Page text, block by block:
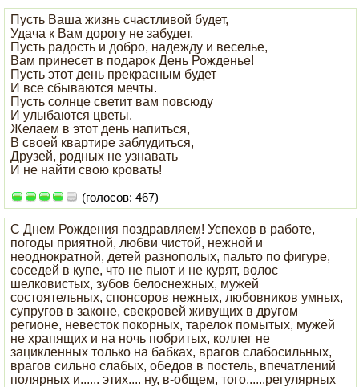
Пусть Ваша жизнь счастливой будет,
Удача к Вам дорогу не забудет,
Пусть радость и добро, надежду и веселье,
Вам принесет в подарок День Рожденье!
Пусть этот день прекрасным будет
И все сбываются мечты.
Пусть солнце светит вам повсюду
И улыбаются цветы.
Желаем в этот день напиться,
В своей квартире заблудиться,
Друзей, родных не узнавать
И не найти свою кровать!
(голосов: 467)
С Днем Рождения поздравляем! Успехов в работе,
погоды приятной, любви чистой, нежной и
неоднократной, детей разнополых, пальто по фигуре,
соседей в купе, что не пьют и не курят, волос
шелковистых, зубов белоснежных, мужей
состоятельных, спонсоров нежных, любовников умных,
супругов в законе, свекровей живущих в другом
регионе, невесток покорных, тарелок помытых, мужей
не храпящих и на ночь побритых, коллег не
зацикленных только на бабках, врагов слабосильных,
врагов сильно слабых, обедов в постель, впечатлений
полярных и...... этих.... ну, в-общем, того......регулярных